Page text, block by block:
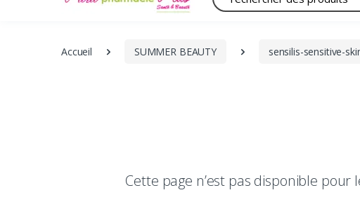
Accueil SUMMER BEAUTY sensilis-sensitive-
Cette page n’est pas disponible